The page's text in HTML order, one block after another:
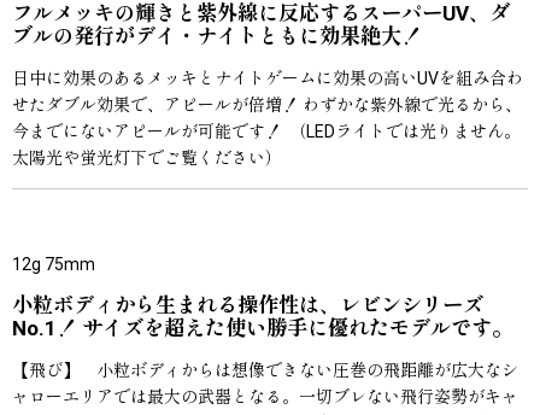
フルメッキの輝きと紫外線に反応するスーパーUV、ダ
ブルの発行がデイ・ナイトともに効果絶大！
日中に効果のあるメッキとナイトゲームに効果の高いUVを組み合わ
せたダブル効果で、アピールが倍増！ わずかな紫外線で光るから、
今までにないアピールが可能です！ （LEDライトでは光りません。
太陽光や蛍光灯下でご覧ください）
12g 75mm
小粒ボディから生まれる操作性は、レビンシリーズ
No.1！ サイズを超えた使い勝手に優れたモデルです。
【飛び】 小粒ボディからは想像できない圧巻の飛距離が広大なシ
ャローエリアでは最大の武器となる。一切ブレない飛行姿勢がキャ